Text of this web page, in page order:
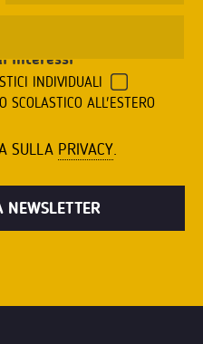
interessi
INDIVIDUALI
SCOLASTICO ALL'ESTERO
SULLA PRIVACY.